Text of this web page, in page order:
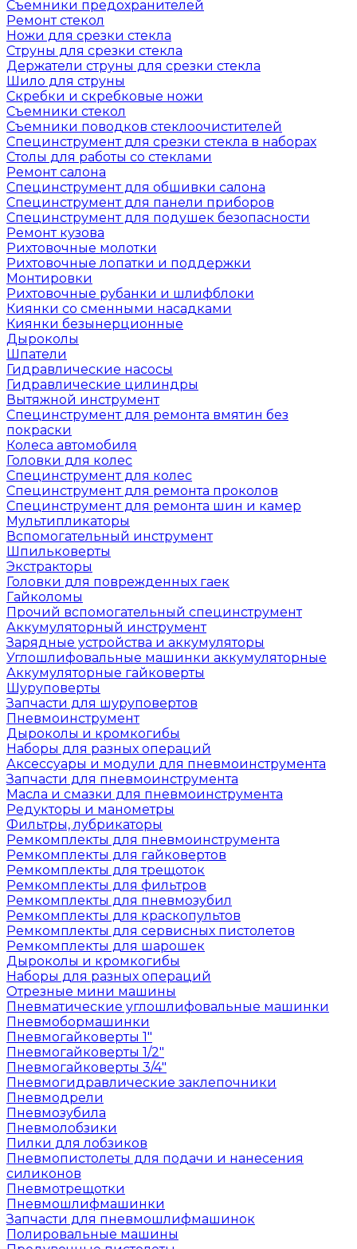
Съемники предохранителей
Ремонт стекол
Ножи для срезки стекла
Струны для срезки стекла
Держатели струны для срезки стекла
Шило для струны
Скребки и скребковые ножи
Съемники стекол
Съемники поводков стеклоочистителей
Специнструмент для срезки стекла в наборах
Столы для работы со стеклами
Ремонт салона
Специнструмент для обшивки салона
Специнструмент для панели приборов
Специнструмент для подушек безопасности
Ремонт кузова
Рихтовочные молотки
Рихтовочные лопатки и поддержки
Монтировки
Рихтовочные рубанки и шлифблоки
Киянки со сменными насадками
Киянки безынерционные
Дыроколы
Шпатели
Гидравлические насосы
Гидравлические цилиндры
Вытяжной инструмент
Специнструмент для ремонта вмятин без
покраски
Колеса автомобиля
Головки для колес
Специнструмент для колес
Специнструмент для ремонта проколов
Специнструмент для ремонта шин и камер
Мультипликаторы
Вспомогательный инструмент
Шпильковерты
Экстракторы
Головки для поврежденных гаек
Гайколомы
Прочий вспомогательный специнструмент
Аккумуляторный инструмент
Зарядные устройства и аккумуляторы
Углошлифовальные машинки аккумуляторные
Аккумуляторные гайковерты
Шуруповерты
Запчасти для шуруповертов
Пневмоинструмент
Дыроколы и кромкогибы
Наборы для разных операций
Аксессуары и модули для пневмоинструмента
Запчасти для пневмоинструмента
Масла и смазки для пневмоинструмента
Редукторы и манометры
Фильтры, лубрикаторы
Ремкомплекты для пневмоинструмента
Ремкомплекты для гайковертов
Ремкомплекты для трещоток
Ремкомплекты для фильтров
Ремкомплекты для пневмозубил
Ремкомплекты для краскопультов
Ремкомплекты для сервисных пистолетов
Ремкомплекты для шарошек
Дыроколы и кромкогибы
Наборы для разных операций
Отрезные мини машины
Пневматические углошлифовальные машинки
Пневмобормашинки
Пневмогайковерты 1"
Пневмогайковерты 1/2"
Пневмогайковерты 3/4"
Пневмогидравлические заклепочники
Пневмодрели
Пневмозубила
Пневмолобзики
Пилки для лобзиков
Пневмопистолеты для подачи и нанесения
силиконов
Пневмотрещотки
Пневмошлифмашинки
Запчасти для пневмошлифмашинок
Полировальные машины